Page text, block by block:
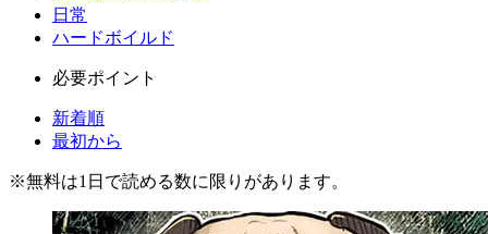
日常
ハードボイルド
必要ポイント
新着順
最初から
※無料は1日で読める数に限りがあります。